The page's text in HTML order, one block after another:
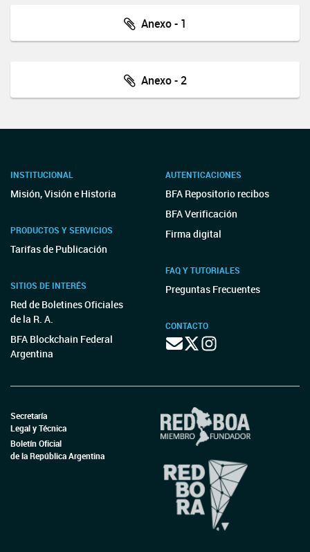
Anexo - 1
Anexo - 2
INSTITUCIONAL
Misión, Visión e Historia
PRODUCTOS Y SERVICIOS
Tarifas de Publicación
SITIOS DE INTERÉS
Red de Boletines Oficiales
de la R. A.
BFA Blockchain Federal
Argentina
AUTENTICACIONES
BFA Repositorio recibos
BFA Verificación
Firma digital
FAQ Y TUTORIALES
Preguntas Frecuentes
CONTACTO
Secretaría
Legal y Técnica
Boletín Oficial
de la República Argentina